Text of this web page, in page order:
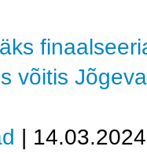
võitis
|